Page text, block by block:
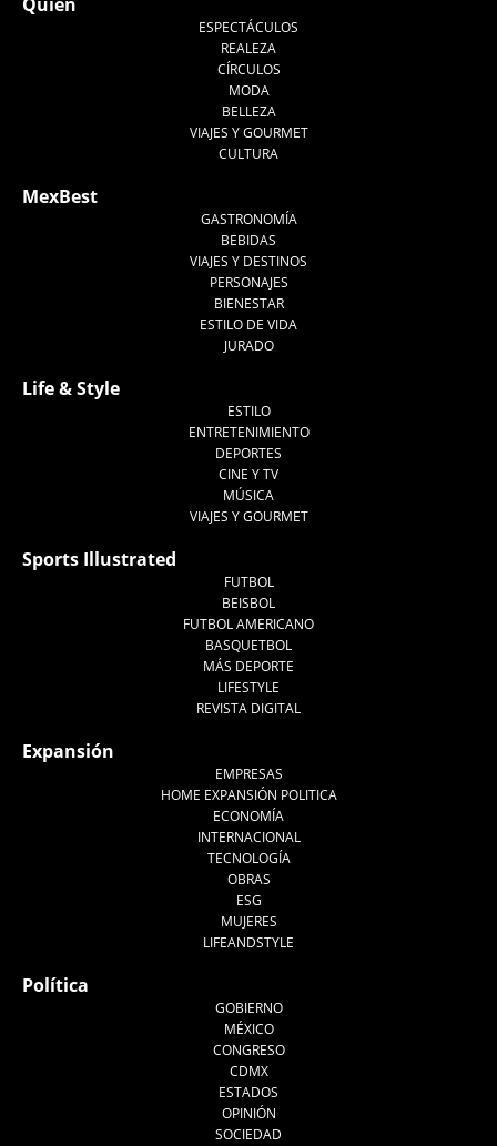
ESPECTÁCULOS
REALEZA
CÍRCULOS
MODA
BELLEZA
VIAJES Y GOURMET
CULTURA
MexBest
GASTRONOMÍA
BEBIDAS
VIAJES Y DESTINOS
PERSONAJES
BIENESTAR
ESTILO DE VIDA
JURADO
Life & Style
ESTILO
ENTRETENIMIENTO
DEPORTES
CINE Y TV
MÚSICA
VIAJES Y GOURMET
Sports Illustrated
FUTBOL
BEISBOL
FUTBOL AMERICANO
BASQUETBOL
MÁS DEPORTE
LIFESTYLE
REVISTA DIGITAL
Expansión
EMPRESAS
HOME EXPANSIÓN POLITICA
ECONOMÍA
INTERNACIONAL
TECNOLOGÍA
OBRAS
ESG
MUJERES
LIFEANDSTYLE
Política
GOBIERNO
MÉXICO
CONGRESO
CDMX
ESTADOS
OPINIÓN
SOCIEDAD